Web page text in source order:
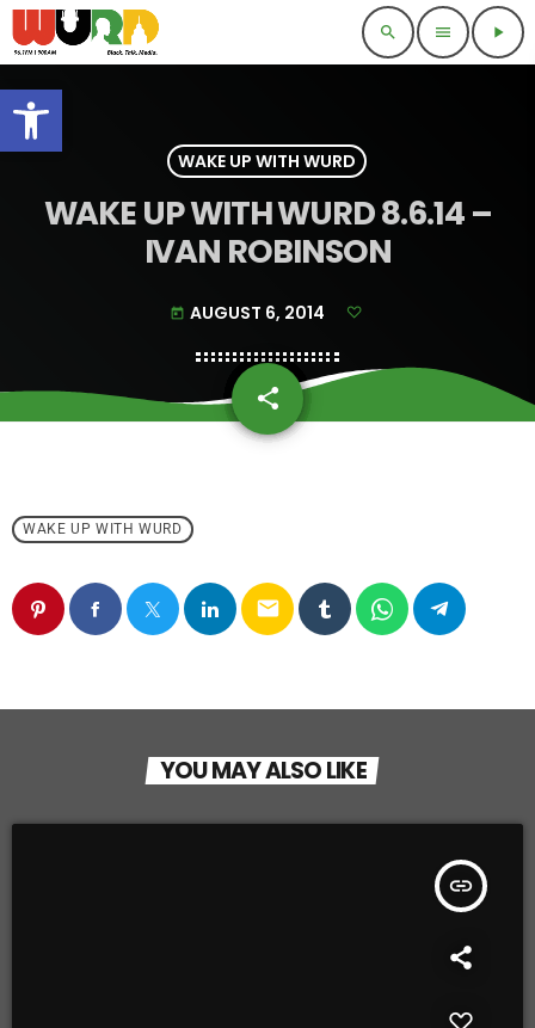
Open toolbar
search menu play_arrow
WAKE UP WITH WURD
WAKE UP WITH WURD 8.6.14 –
IVAN ROBINSON
today AUGUST 6, 2014
share
email
WAKE UP WITH WURD
email
YOU MAY ALSO LIKE
insert_link